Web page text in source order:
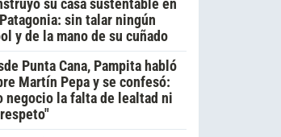
su casa sustentable en
sin talar ningún
y de la mano de su cuñado
Punta Cana, Pampita habló
Martín Pepa y se confesó:
negocio la falta de lealtad ni